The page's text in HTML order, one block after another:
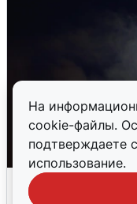
На
cookie-файлы.
подтверждаете
использование.
В Воронеже
после